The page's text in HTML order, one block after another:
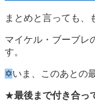
まとめと言っても、
マイケル・ブーブレ
す。
✡いま、このあとの
★最後まで付き合っ